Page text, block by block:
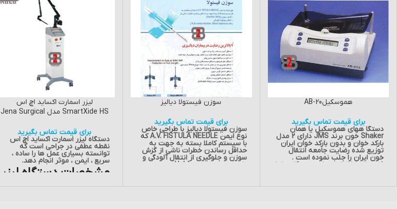
هموسکیلAB-20
برای قیمت تماس بگیرید
دستگا ههای هموسکيل یا همان
Shaker خون برند JMS دارای 2 مدل
بارکد خوان و بدون بارکد خوان ايران
توزيع شده رضايت جامعه انتقال
خون ايران را جلب نموده است .
ذخیره ی اطلاعات در اين دستگاه ها با
فوق العاده اين دستگاه هموسکیل
سوزن فیستولا دیالیز
برای قیمت تماس بگیرید
سوزن فیستولا دیالیز با طراحی خاص
نوع ایمن A.V. FISTULA NEEDLE که
با سیستم کاملا بسته به جهت به
حداقل رساندن خطرات ناشی از گزش
سوزن و جلوگیری از انتقال آلودگی و
یا ورود به سیستم (Hub
حاصل کردن از استفاده، سوزن در جای
لیزر اسمارت اکساید اچ اس
SmartXide HS مدل Jena Surgical
برای قیمت تماس بگیرید
دستگاه لیزر اسمارت اکساید اچ اس
نقطه عطفی در جراحی است که
توانسته بسیاری عمل ها را ساده ،
سریع ، ایمن ، موثر انجام دهد.
مشخصات دستگاه لیزر
اسمارت اکساید اچ اس